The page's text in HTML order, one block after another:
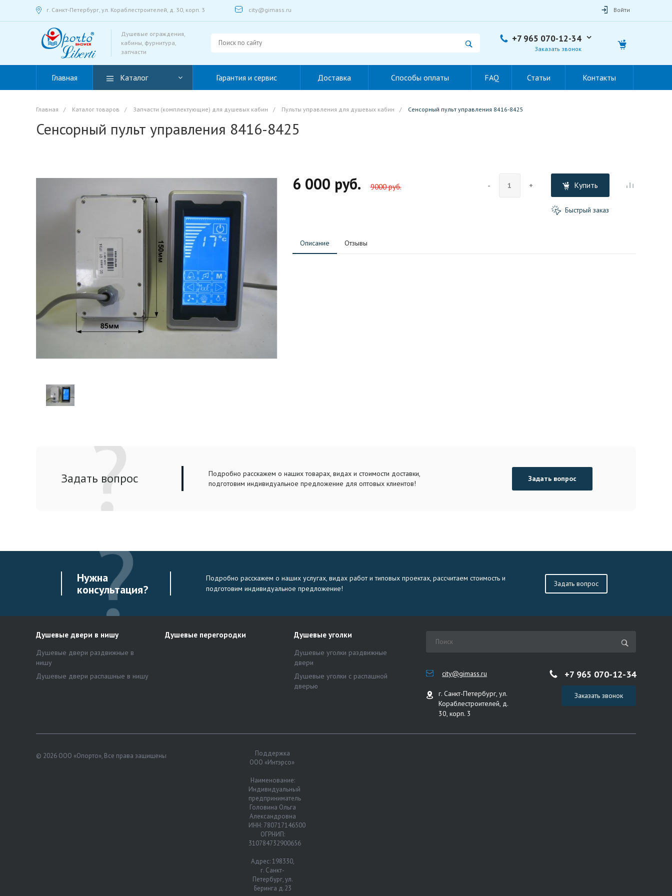
г. Санкт-Петербург, ул. Кораблестроителей, д. 30, корп. 3 city@gimass.ru Войти
Душевые ограждения,
кабины, фурнитура,
запчасти
+7 965 070-12-34
Заказать звонок
Главная Каталог Гарантия и сервис Доставка Способы оплаты FAQ Статьи Контакты
Главная / Каталог товаров / Запчасти (комплектующие) для душевых кабин / Пульты управления для душевых кабин / Сенсорный пульт управления 8416-8425
Сенсорный пульт управления 8416-8425
6 000 руб. 9000 руб. - + Купить
Быстрый заказ
Описание Отзывы
Задать вопрос
Подробно расскажем о наших товарах, видах и стоимости доставки,
подготовим индивидуальное предложение для оптовых клиентов!
Задать вопрос
Нужна
консультация?
Подробно расскажем о наших услугах, видах работ и типовых проектах, рассчитаем стоимость и
подготовим индивидуальное предложение!
Задать вопрос
Душевые двери в нишу
Душевые двери раздвижные в
нишу
Душевые двери распашные в нишу
Душевые перегородки Душевые уголки
Душевые уголки раздвижные
двери
Душевые уголки с распашной
дверью
city@gimass.ru
г. Санкт-Петербург, ул.
Кораблестроителей, д.
30, корп. 3
+7 965 070-12-34
Заказать звонок
© 2026 ООО «Опорто», Все права защищены
Поддержка
ООО «Интэрсо»
Наименование:
Индивидуальный
предприниматель
Головина Ольга
Александровна
ИНН: 780717146500
ОГРНИП:
310784732900656
Адрес: 198330,
г. Санкт-
Петербург, ул.
Беринга д.23